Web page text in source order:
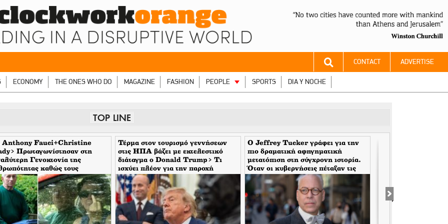
CONTACT ADVERTISE
ECONOMY THE ONES WHO DO MAGAZINE FASHION PEOPLE SPORTS DIA Y NOCHE
TOP LINE
Anthony Fauci+Christine
Πρωταγωνίστησαν στη
Γενοκτονία της
καθώς τους
οι μηντιακές ερπύστριες
deep state. Τώρα η σύζυγος
το δάχτυλο στους
Τέρμα στον τουρισμό γεννήσεων
στις ΗΠΑ βάζει με εκτελεστικό
διάταγμα ο Donald Trump> Τι
ισχύει πλέον για την παροχή
υπηκοότητας
Ο Jeffrey Tucker γράφει για την
πιο δραματική αφηγηματική
μετατόπιση στη σύγχρονη ιστορία.
Όταν οι κυβερνήσεις πέταξαν τις
μάσκες τους